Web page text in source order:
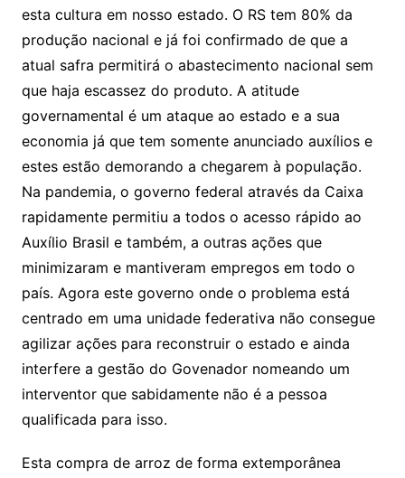
esta cultura em nosso estado. O RS tem 80% da
produção nacional e já foi confirmado de que a
atual safra permitirá o abastecimento nacional sem
que haja escassez do produto. A atitude
governamental é um ataque ao estado e a sua
economia já que tem somente anunciado auxílios e
estes estão demorando a chegarem à população.
Na pandemia, o governo federal através da Caixa
rapidamente permitiu a todos o acesso rápido ao
Auxílio Brasil e também, a outras ações que
minimizaram e mantiveram empregos em todo o
país. Agora este governo onde o problema está
centrado em uma unidade federativa não consegue
agilizar ações para reconstruir o estado e ainda
interfere a gestão do Govenador nomeando um
interventor que sabidamente não é a pessoa
qualificada para isso.
Esta compra de arroz de forma extemporânea